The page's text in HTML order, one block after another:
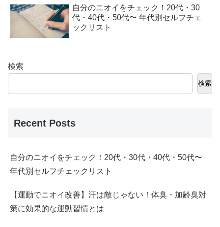
自分のニオイをチェック！20代・30
代・40代・50代〜 年代別セルフチェ
ックリスト
検索
検索
Recent Posts
自分のニオイをチェック！20代・30代・40代・50代〜
年代別セルフチェックリスト
【運動でニオイ改善】汗は敵じゃない！体臭・加齢臭対
策に効果的な運動習慣とは